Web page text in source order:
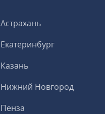
Астрахань
Екатеринбург
Казань
Нижний Новгород
Пенза